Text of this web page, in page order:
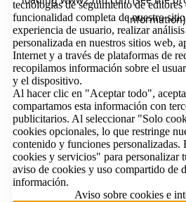
information)
tecnologías de seguimiento de
funcionalidad completa de nuestro
experiencia de usuario, realizar
personalizada en nuestros sitios web,
Internet y a través de plataformas de
recopilamos información sobre el
y el dispositivo.
Al hacer clic en "Aceptar todo",
compartamos esta información con
publicitarios. Al seleccionar "Solo
cookies opcionales, lo que restringe
contenido y funciones
cookies y servicios" para personalizar
aviso de cookies y uso compartido de
información.
Aviso sobre cookies e